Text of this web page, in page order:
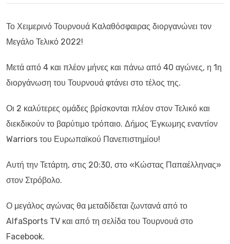
Το Χειμερινό Τουρνουά Καλαθόσφαιρας διοργανώνει τον
Μεγάλο Τελικό 2022!
Μετά από 4 και πλέον μήνες και πάνω από 40 αγώνες, η 1η
διοργάνωση του Τουρνουά φτάνει στο τέλος της.
Οι 2 καλύτερες ομάδες βρίσκονται πλέον στον Τελικό και
διεκδικούν το βαρύτιμο τρόπαιο. Δήμος Έγκωμης εναντίον
Warriors του Ευρωπαϊκού Πανεπιστημίου!
Αυτή την Τετάρτη, στις 20:30, στο «Κώστας Παπαέλληνας»
στον Στρόβολο.
Ο μεγάλος αγώνας θα μεταδίδεται ζωντανά από το
AlfaSports TV και από τη σελίδα του Τουρνουά στο
Facebook.